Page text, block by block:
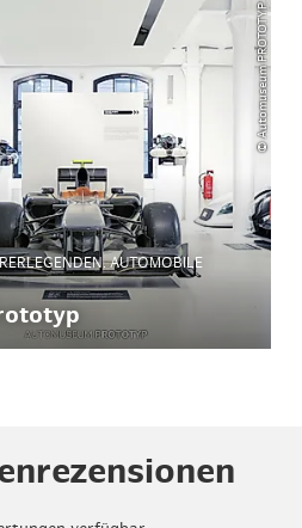
© Automuseum PROTOTYP
AUTOMOBILE